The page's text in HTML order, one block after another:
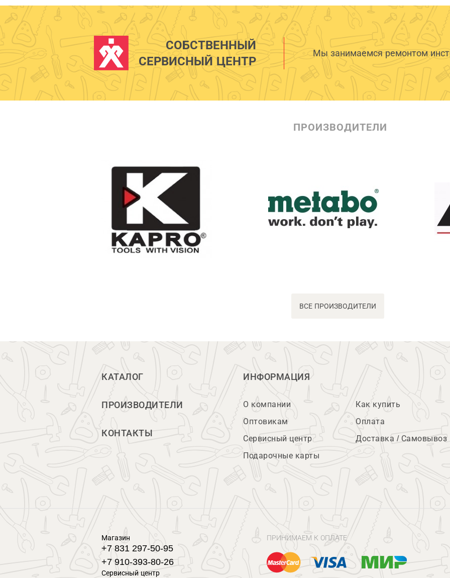
СОБСТВЕННЫЙ
СЕРВИСНЫЙ ЦЕНТР
Мы занимаемся ремонтом
ПРОИЗВОДИТЕЛИ
ВСЕ ПРОИЗВОДИТЕЛИ
КАТАЛОГ
ПРОИЗВОДИТЕЛИ
КОНТАКТЫ
ИНФОРМАЦИЯ
О компании
Оптовикам
Сервисный центр
Подарочные карты
Как купить
Оплата
Доставка / Самовывоз
Магазин
+7 831 297-50-95
+7 910-393-80-26
Сервисный центр
ПРИНИМАЕМ К ОПЛАТЕ